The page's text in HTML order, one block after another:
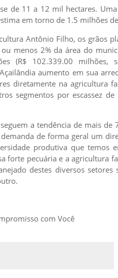
de 11 a 12 mil hectares.
em torno de 1.5 milhões
Antônio Filho, os grãos
menos 2% da área do
(R$ 102.339.00 milhões,
aumento em sua
diretamente na agricultura
segmentos por escassez
a tendência de mais
de forma geral um
produtiva que temos
forte pecuária e a agricultura
destes diversos
com Você